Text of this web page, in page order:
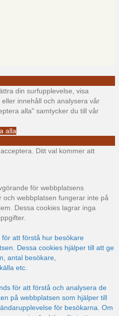
din surfupplevelse, visa
innehåll och analysera vår
alla" samtycker du till vår
alla
Ditt val kommer att
för webbplatsens
webbplatsen fungerar inte på
Dessa cookies lagrar inga
att förstå hur besökare
Dessa cookies hjälper till att ge
antal besökare,
etc.
för att förstå och analysera de
på webbplatsen som hjälper till
för besökarna. Om